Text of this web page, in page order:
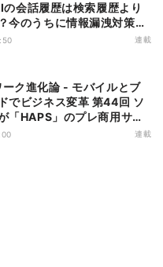
会話履歴は検索履歴より
今のうちに情報漏洩対策を
こう
連載
でビジネス変革 第44回 ソ
「HAPS」のプレ商用サー
明、本格的な商用展開のめ
連載